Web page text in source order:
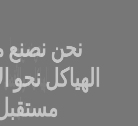
نحن نصنع
الهياكل